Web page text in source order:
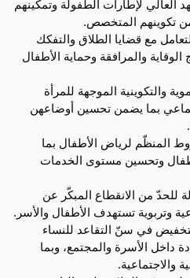
العالي لإطارات الطفولة وتمكينهم
تكوينهم المتخصص.
مع قضايا الطلاق والتفكك
والمرافقة وحماية الأطفال
والتكوينية الموجهة للمرأة
بما يضمن تحسين أوضاعهن
المنظّم لرياض الأطفال بما
وتحسين مستوى الخدمات
للحدّ من الانقطاع المبكّر عن
وتربوية تستهدف الأطفال والأسر.
في سنّ التقاعد للنساء
داخل الأسرة والمجتمع، وبما
والاجتماعية.